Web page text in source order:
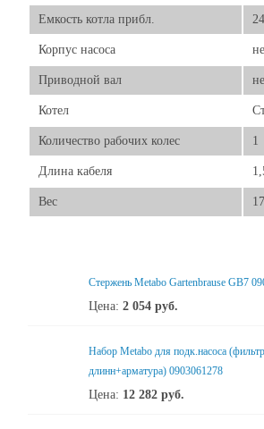
Емкость котла прибл.
Корпус насоса
Приводной вал
Котел
Количество рабочих колес 1
Длина кабеля
Вес
Стержень Metabo Gartenbrause GB7
Цена: 2 054 руб.
Набор Metabo для подк.насоса (фильтр
длинн+арматура) 0903061278
Цена: 12 282 руб.